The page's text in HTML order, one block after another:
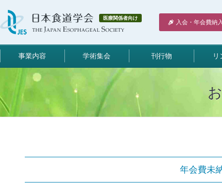
医療関係者向け
入会・年会費納
事業内容 学術集会 刊行物 リ
年会費未